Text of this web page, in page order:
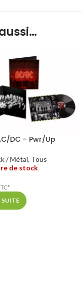
DC – Pwr/Up
/ Métal, Tous
de stock
SUITE